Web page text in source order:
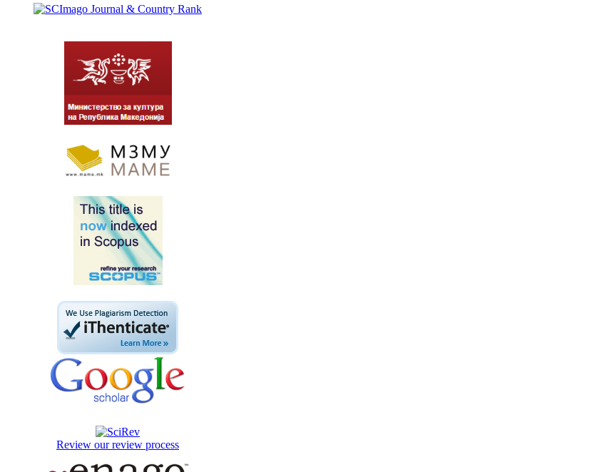
Review our review process